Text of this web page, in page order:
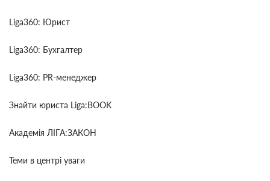
Liga360: Юрист
Liga360: Бухгалтер
Liga360: PR-менеджер
Знайти юриста Liga:BOOK
Академія ЛІГА:ЗАКОН
Теми в центрі уваги